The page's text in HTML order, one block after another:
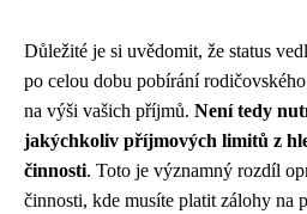
Důležité je si uvědomit, že status
po celou dobu pobírání
na výši vašich příjmů. Není tedy
jakýchkoliv příjmových limitů z
činnosti. Toto je významný rozdíl
činnosti, kde musíte platit zálohy na